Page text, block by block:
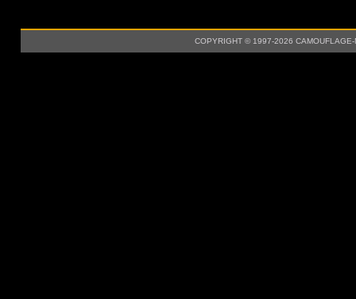
COPYRIGHT © 1997-2026 CAMOUFLAGE-